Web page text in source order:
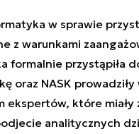
w sprawie
z warunkami
formalnie przystąpiła
oraz NASK
ekspertów, które miały
analitycznych